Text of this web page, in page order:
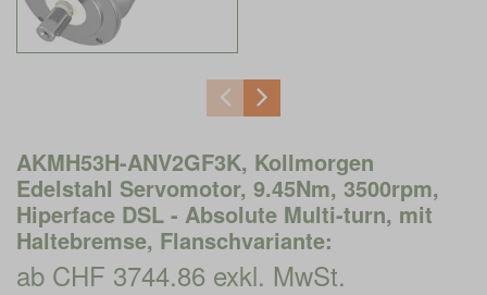
AKMH53H-ANV2GF3K, Kollmorgen
Edelstahl Servomotor, 9.45Nm, 3500rpm,
Hiperface DSL - Absolute Multi-turn, mit
Haltebremse, Flanschvariante:
ab CHF 3744.86 exkl. MwSt.